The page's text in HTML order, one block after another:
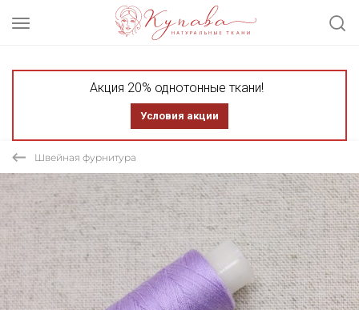
Акция 20% однотонные ткани!
Условия акции
Швейная фурнитура